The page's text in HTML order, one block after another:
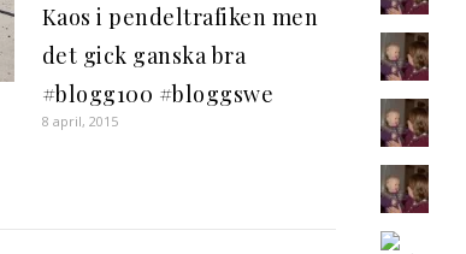
Kaos i pendeltrafiken men
det gick ganska bra
#blogg100 #bloggswe
8 april, 2015